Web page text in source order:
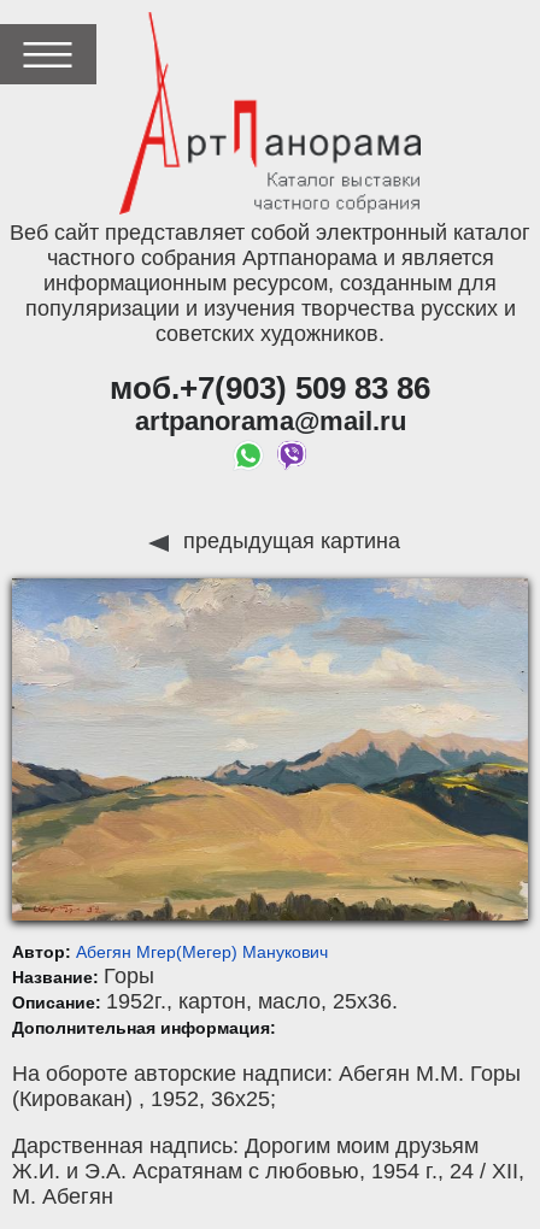
Веб сайт представляет собой электронный каталог
частного собрания Артпанорама и является
информационным ресурсом, созданным для
популяризации и изучения творчества русских и
советских художников.
моб.+7(903) 509 83 86
artpanorama@mail.ru
предыдущая картина
Автор: Абегян Мгер(Мегер) Манукович
Название: Горы
Описание: 1952г., картон, масло, 25x36.
Дополнительная информация:
На обороте авторские надписи: Абегян М.М. Горы
(Кировакан) , 1952, 36х25;
Дарственная надпись: Дорогим моим друзьям
Ж.И. и Э.А. Асратянам с любовью, 1954 г., 24 / XII,
М. Абегян